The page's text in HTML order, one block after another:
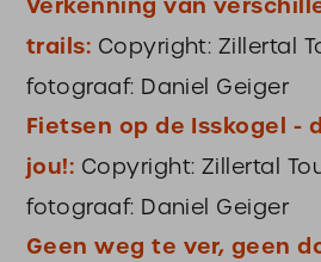
trails: Copyright: Zillertal
fotograaf: Daniel Geiger
Fietsen op de Isskogel -
jou!: Copyright: Zillertal
fotograaf: Daniel Geiger
Geen weg te ver, geen